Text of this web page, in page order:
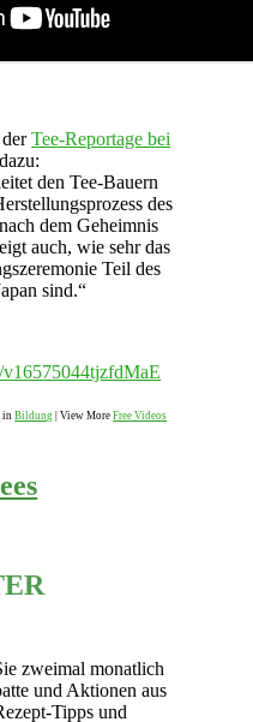
derTee-Reportage bei
den Tee-Bauern
des
dem Geheimnis
auch, wie sehr das
Teil des
sind.“
inBildung | View MoreFree Videos
zweimal monatlich
und Aktionen aus
Tipps und